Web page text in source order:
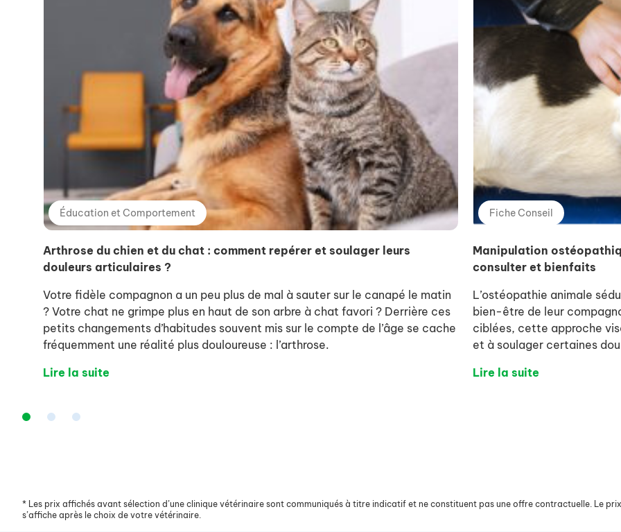
Éducation et Comportement
Arthrose du chien et du chat : comment repérer et soulager leurs
douleurs articulaires ?
Votre fidèle compagnon a un peu plus de mal à sauter sur le canapé le matin
? Votre chat ne grimpe plus en haut de son arbre à chat favori ? Derrière ces
petits changements d’habitudes souvent mis sur le compte de l’âge se cache
fréquemment une réalité plus douloureuse : l’arthrose.
Lire la suite
Fiche Conseil
Manipulation
consulter et bienfaits
L’ostéopathie animale
bien-être de leur
ciblées, cette approche
et à soulager certaines
Lire la suite
* Les prix affichés avant sélection d’une clinique vétérinaire sont communiqués à titre indicatif et ne constituent pas une offre contractuelle. Le
s’affiche après le choix de votre vétérinaire.